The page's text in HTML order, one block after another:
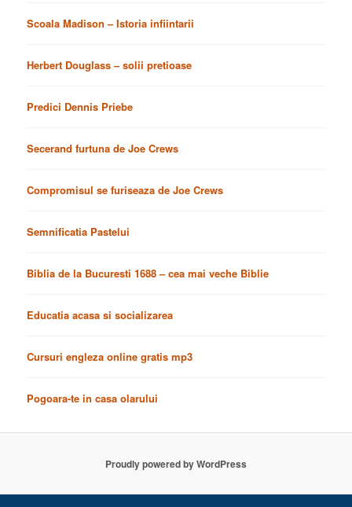
Scoala Madison – Istoria infiintarii
Herbert Douglass – solii pretioase
Predici Dennis Priebe
Secerand furtuna de Joe Crews
Compromisul se furiseaza de Joe Crews
Semnificatia Pastelui
Biblia de la Bucuresti 1688 – cea mai veche Biblie
Educatia acasa si socializarea
Cursuri engleza online gratis mp3
Pogoara-te in casa olarului
Proudly powered by WordPress